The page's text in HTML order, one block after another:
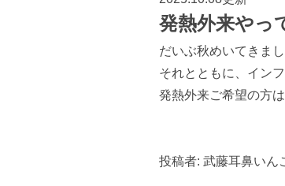
発熱外来やっ
だいぶ秋めいてきま
それとともに、イン
発熱外来ご希望の方
投稿者: 武藤耳鼻いん